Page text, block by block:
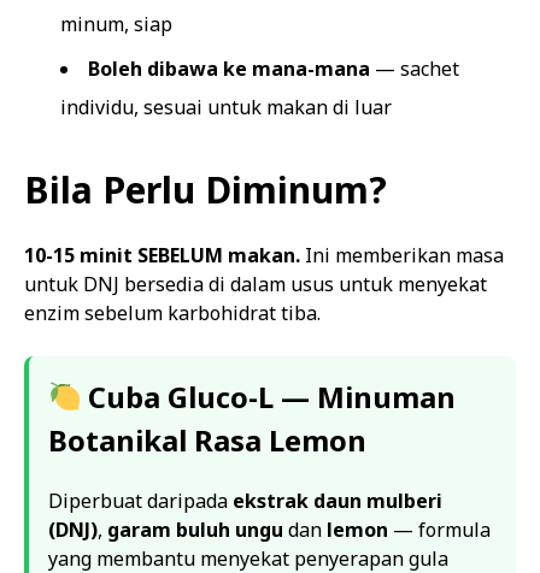
minum, siap
Boleh dibawa ke mana-mana — sachet
individu, sesuai untuk makan di luar
Bila Perlu Diminum?
10-15 minit SEBELUM makan. Ini memberikan masa
untuk DNJ bersedia di dalam usus untuk menyekat
enzim sebelum karbohidrat tiba.
Cuba Gluco-L — Minuman
Botanikal Rasa Lemon
Diperbuat daripada ekstrak daun mulberi
(DNJ), garam buluh ungu dan lemon — formula
yang membantu menyekat penyerapan gula